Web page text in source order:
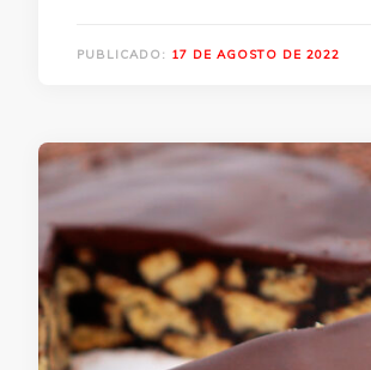
PUBLICADO: 17 DE AGOSTO DE 2022